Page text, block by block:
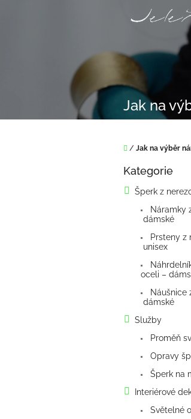
Jak na
Domů
/ Jak na výběr
Přeskočit
Kategorie
Šperk z
Náramky
dámské
Prsteny z
unisex
oceli –
Náušnice
dámské
Služby
Proměň
Opravy
Šperk na
Interiérové
Světelné